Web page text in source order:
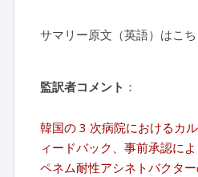
サマリー原文（英語）はこち
監訳者コメント ：
韓国の 3 次病院におけるカ
ィードバック、事前承認に
ペネム耐性アシネトバクタ